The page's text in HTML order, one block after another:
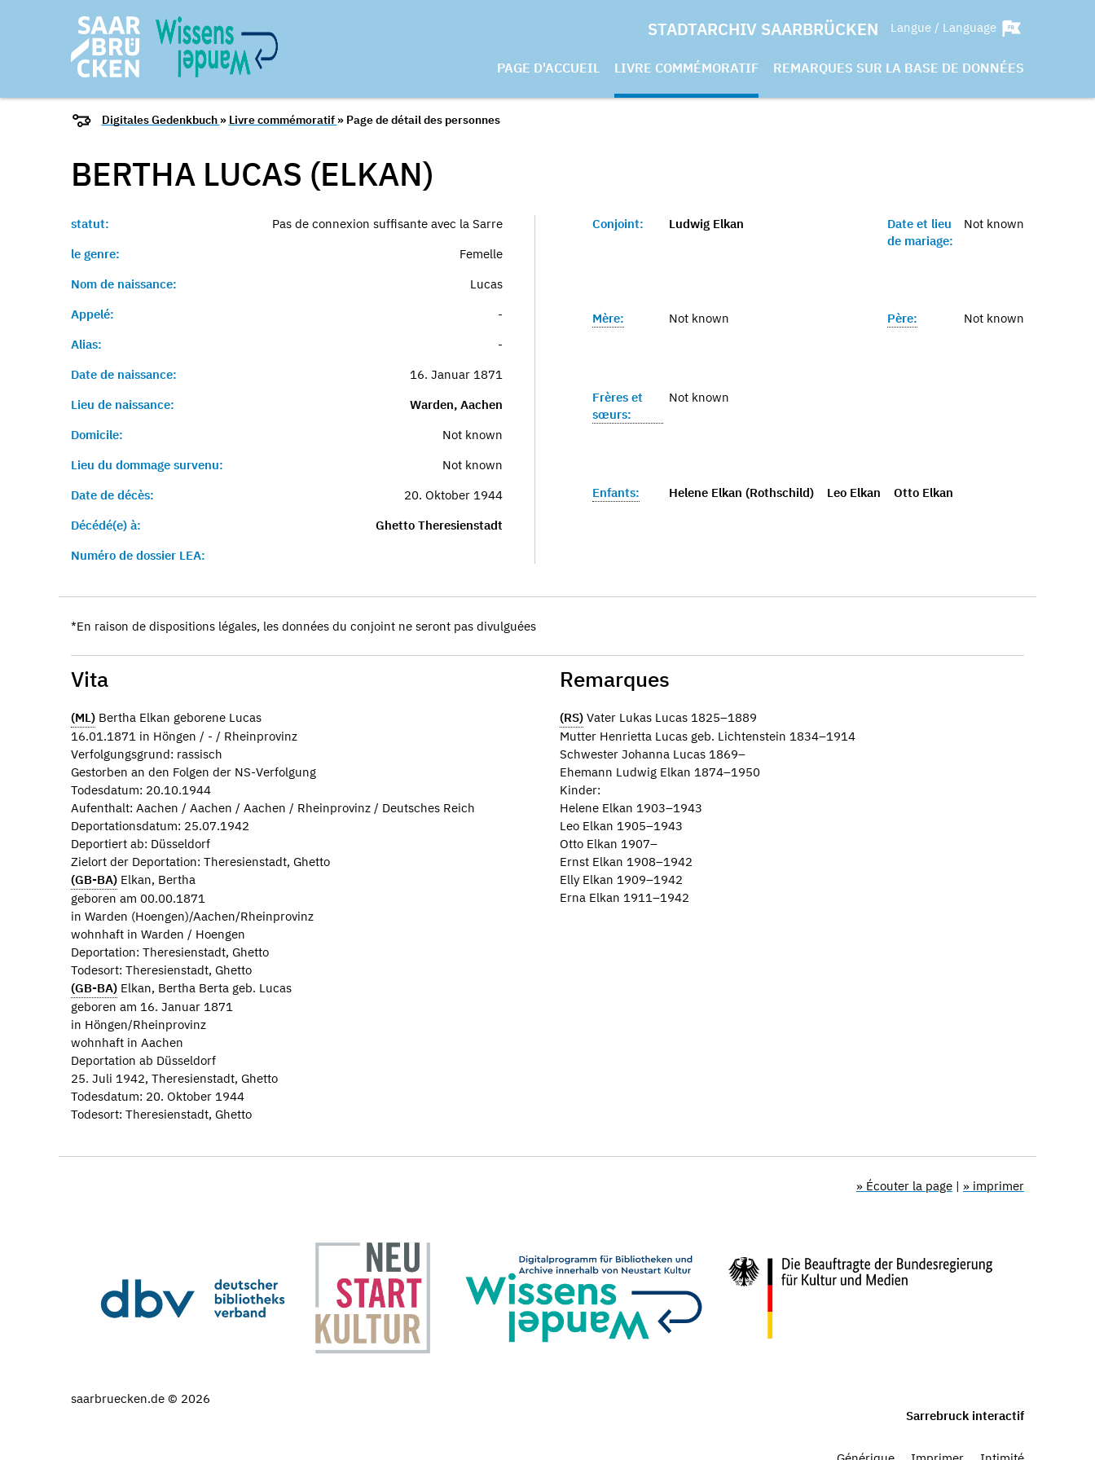
STADTARCHIV SAARBRÜCKEN Langue / Language
PAGE D'ACCUEIL LIVRE COMMÉMORATIF REMARQUES SUR LA BASE DE DONNÉES
Digitales Gedenkbuch » Livre commémoratif » Page de détail des personnes
BERTHA LUCAS (ELKAN)
statut:
Pas de connexion suffisante avec la Sarre
le genre:
Femelle
Nom de naissance:
Lucas
Appelé:
-
Alias:
-
Date de naissance:
16. Januar 1871
Lieu de naissance:
Warden, Aachen
Domicile:
Not known
Lieu du dommage survenu:
Not known
Date de décès:
20. Oktober 1944
Décédé(e) à:
Ghetto Theresienstadt
Numéro de dossier LEA:
Conjoint: Ludwig Elkan
Date et lieu
de mariage:
Not known
Mère: Not known Père: Not known
Frères et
sœurs:
Not known
Enfants: Helene Elkan (Rothschild) Leo Elkan Otto Elkan
*En raison de dispositions légales, les données du conjoint ne seront pas divulguées
Vita
(ML) Bertha Elkan geborene Lucas
16.01.1871 in Höngen / - / Rheinprovinz
Verfolgungsgrund: rassisch
Gestorben an den Folgen der NS-Verfolgung
Todesdatum: 20.10.1944
Aufenthalt: Aachen / Aachen / Aachen / Rheinprovinz / Deutsches Reich
Deportationsdatum: 25.07.1942
Deportiert ab: Düsseldorf
Zielort der Deportation: Theresienstadt, Ghetto
(GB-BA) Elkan, Bertha
geboren am 00.00.1871
in Warden (Hoengen)/Aachen/Rheinprovinz
wohnhaft in Warden / Hoengen
Deportation: Theresienstadt, Ghetto
Todesort: Theresienstadt, Ghetto
(GB-BA) Elkan, Bertha Berta geb. Lucas
geboren am 16. Januar 1871
in Höngen/Rheinprovinz
wohnhaft in Aachen
Deportation ab Düsseldorf
25. Juli 1942, Theresienstadt, Ghetto
Todesdatum: 20. Oktober 1944
Todesort: Theresienstadt, Ghetto
Remarques
(RS) Vater Lukas Lucas 1825–1889
Mutter Henrietta Lucas geb. Lichtenstein 1834–1914
Schwester Johanna Lucas 1869–
Ehemann Ludwig Elkan 1874–1950
Kinder:
Helene Elkan 1903–1943
Leo Elkan 1905–1943
Otto Elkan 1907–
Ernst Elkan 1908–1942
Elly Elkan 1909–1942
Erna Elkan 1911–1942
» Écouter la page | » imprimer
saarbruecken.de © 2026
Sarrebruck interactif